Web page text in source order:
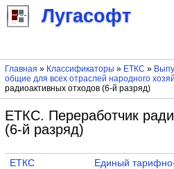
Лугасофт
Главная » Классификаторы » ЕТКС »
общие для всех отраслей народного
радиоактивных отходов (6-й разряд)
ЕТКС. Переработчик
(6-й разряд)
ЕТКС
Единый